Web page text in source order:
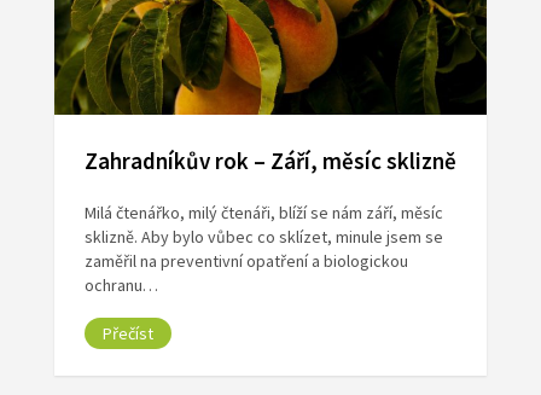
Zahradníkův rok – Září, měsíc sklizně
Milá čtenářko, milý čtenáři, blíží se nám září, měsíc
sklizně. Aby bylo vůbec co sklízet, minule jsem se
zaměřil na preventivní opatření a biologickou
ochranu…
Přečíst